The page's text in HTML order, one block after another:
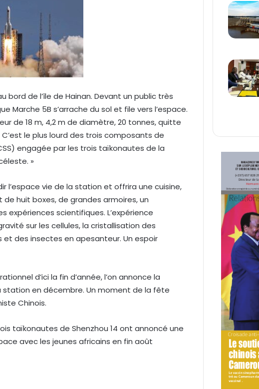
de l’île de Hainan. Devant un public très
Marche 5B s’arrache du sol et file vers l’espace.
de 18 m, 4,2 m de diamètre, 20 tonnes, quitte
le plus lourd des trois composants de
engagée par les trois taïkonautes de la
»
l’espace vie de la station et offrira une cuisine,
huit boxes, de grandes armoires, un
scientifiques. L’expérience
sur les cellules, la cristallisation des
des insectes en apesanteur. Un espoir
d’ici la fin d’année, l’on annonce la
en décembre. Un moment de la fête
Chinois.
taïkonautes de Shenzhou 14 ont annoncé une
avec les jeunes africains en fin août